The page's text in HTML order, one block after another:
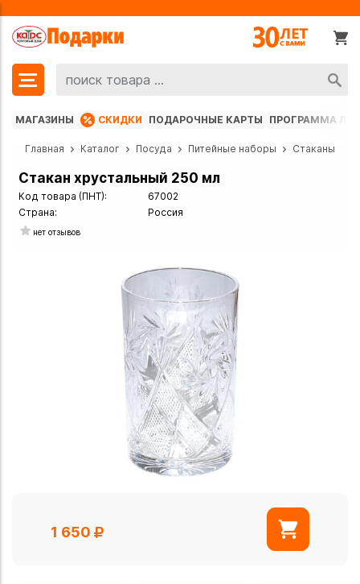
МАГАЗИНЫ СКИДКИ ПОДАРОЧНЫЕ КАРТЫ ПРОГРАММА
Главная Каталог Посуда Питейные наборы Стаканы
Стакан хрустальный 250 мл
Код товара (ПНТ):
67002
Страна:
Россия
нет отзывов
1 650